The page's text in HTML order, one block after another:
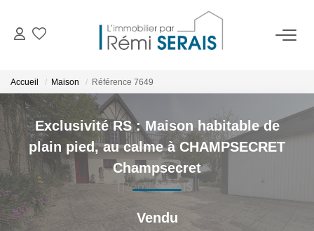
VENDRE
BIENS VENDUS
Accueil Maison Référence 7649
Exclusivité RS : Maison habitable de
plain pied, au calme à CHAMPSECRET
Champsecret
Vendu